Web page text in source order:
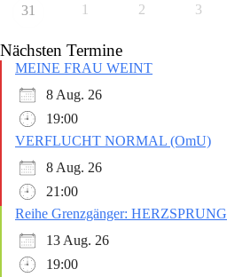
31 1 2 3
Nächsten Termine
MEINE FRAU WEINT
8 Aug. 26
19:00
VERFLUCHT NORMAL (OmU)
8 Aug. 26
21:00
Reihe Grenzgänger: HERZSPRUNG
13 Aug. 26
19:00